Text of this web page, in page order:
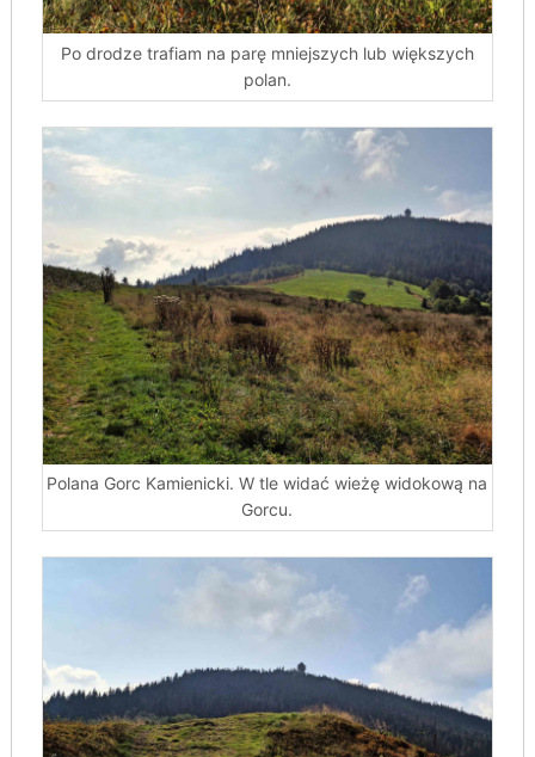
Po drodze trafiam na parę mniejszych lub większych
polan.
Polana Gorc Kamienicki. W tle widać wieżę widokową na
Gorcu.